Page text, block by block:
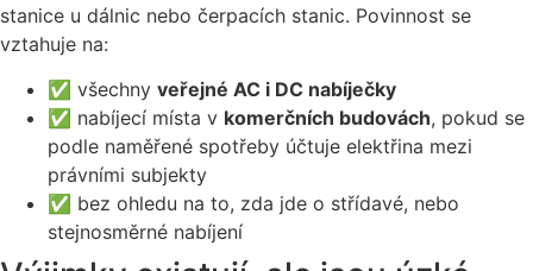
stanice u dálnic nebo čerpacích stanic. Povinnost se
vztahuje na:
✅ všechny veřejné AC i DC nabíječky
✅ nabíjecí místa v komerčních budovách, pokud se
podle naměřené spotřeby účtuje elektřina mezi
právními subjekty
✅ bez ohledu na to, zda jde o střídavé, nebo
stejnosměrné nabíjení